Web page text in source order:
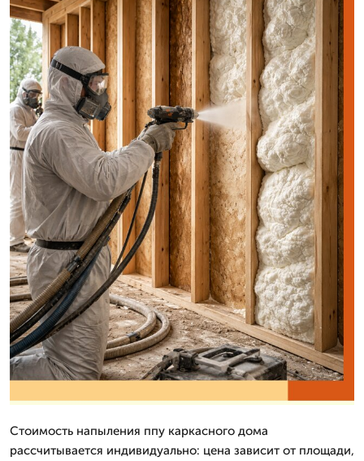
Стоимость напыления ппу каркасного дома
рассчитывается индивидуально: цена зависит от площади,